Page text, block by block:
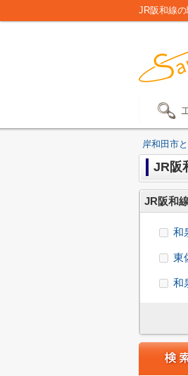
JR阪和線
岸和田市
JR阪
JR阪和
和
東
和